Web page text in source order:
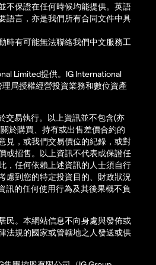
不保證在任何時候均能提供。英語
語言，亦是我們所有合同文件中具
時有可能無法聯絡我們中文服務工
Limited提供。IG International
局授權經營投資業務和數位資產
交易執行。以上資訊並不包含(亦
於購買、持有或出售差價合約的
見，或我們交易價位的紀錄，或對
或招售。以上資訊不代表或保證任
，任何依賴上述資訊的人士須自行
慮到您的特定投資目的、財政狀況
訊的任何使用行為及其後果概不負
民。本網站信息不向身處與發佈或
法規的國家或管轄地之人發送或供